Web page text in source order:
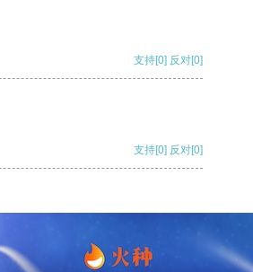
支持[0] 反对[0]
支持[0] 反对[0]